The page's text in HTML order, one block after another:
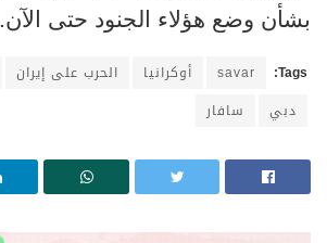
بشأن وضع هؤلاء الجنود حتى الآن.
Tags:
savar أوكرانيا الحرب على إيران
دبي
سافار